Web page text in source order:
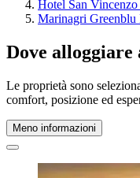
Hotel San Vincenzo
Marinagri Greenblu
Dove alloggiare
Le proprietà sono
comfort, posizione ed
Meno informazioni